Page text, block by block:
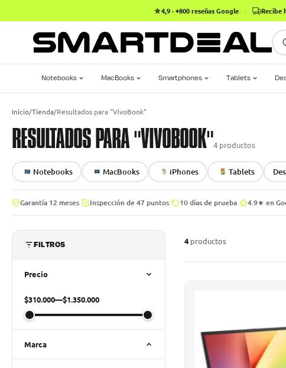
4,9 · +800 reseñas Google · Recibe
Notebooks MacBooks Smartphones Tablets
Inicio/Tienda/Resultados para "VivoBook"
RESULTADOS PARA "VIVOBOOK"4 productos
Notebooks MacBooks iPhones Tablets
Garantía 12 meses Inspección de 47 puntos 10 días de prueba 4.9★ en
FILTROS
Precio
$310.000—$1.350.000
Marca
4 productos